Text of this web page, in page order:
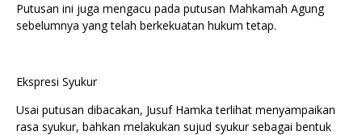
Putusan ini juga mengacu pada putusan Mahkamah Agung
sebelumnya yang telah berkekuatan hukum tetap.
Ekspresi Syukur
Usai putusan dibacakan, Jusuf Hamka terlihat menyampaikan
rasa syukur, bahkan melakukan sujud syukur sebagai bentuk